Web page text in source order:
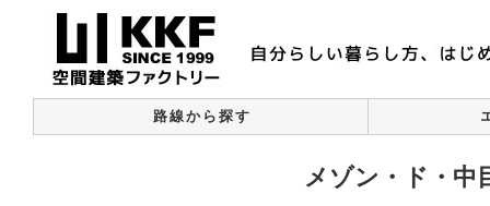
路線から探す
メゾン・ド・